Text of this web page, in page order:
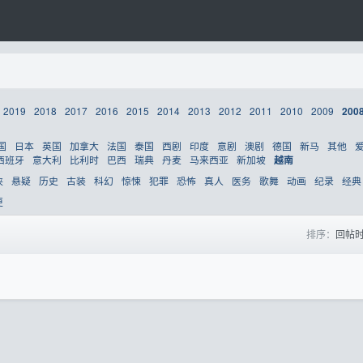
2019 2018 2017 2016 2015 2014 2013 2012 2011 2010 2009
日本 英国 加拿大 法国 泰国 西剧 印度 意剧 澳剧 德国 新马 其他
班牙
意大利 比利时 巴西 瑞典 丹麦 马来西亚 新加坡 越南
悬疑 历史 古装 科幻 惊悚 犯罪 恐怖 真人 医务 歌舞 动画 纪录 经典
排序： 回帖